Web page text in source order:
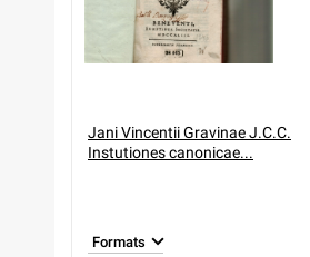
Jani Vincentii Gravinae J.C.C.
Instutiones canonicae...
Formats